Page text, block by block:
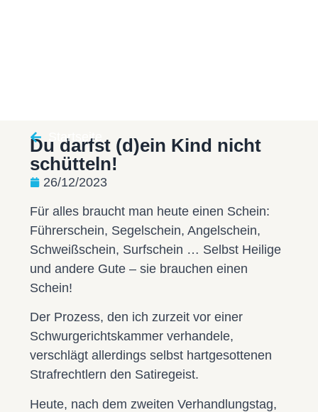
Startseite
Du darfst (d)ein Kind nicht
schütteln!
26/12/2023
Für alles braucht man heute einen Schein:
Führerschein, Segelschein, Angelschein,
Schweißschein, Surfschein … Selbst Heilige
und andere Gute – sie brauchen einen
Schein!
Der Prozess, den ich zurzeit vor einer
Schwurgerichtskammer verhandele,
verschlägt allerdings selbst hartgesottenen
Strafrechtlern den Satiregeist.
Heute, nach dem zweiten Verhandlungstag,